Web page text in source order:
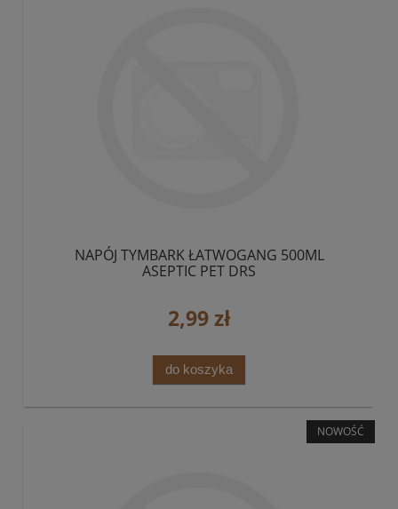
NAPÓJ TYMBARK ŁATWOGANG 500ML
ASEPTIC PET DRS
2,99 zł
do koszyka
NOWOŚĆ